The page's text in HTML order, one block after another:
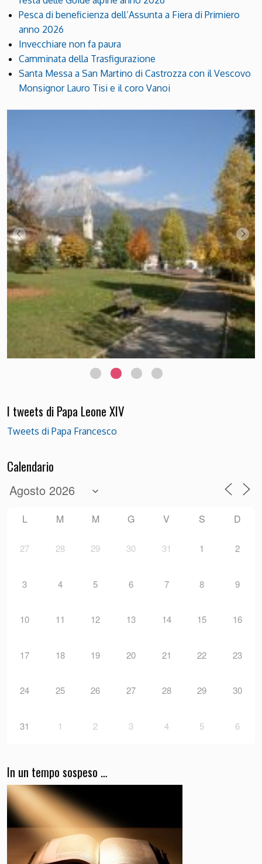
Pesca di beneficienza dell’Assunta a Fiera di Primiero
anno 2026
Invecchiare non fa paura
Camminata della Trasfigurazione
Santa Messa a San Martino di Castrozza con il Vescovo
Monsignor Lauro Tisi e il coro Vanoi
I tweets di Papa Leone XIV
Tweets di Papa Francesco
Calendario
L M M G V S D
27 28 29 30 31 1 2
3 4 5 6 7 8 9
10 11 12 13 14 15 16
17 18 19 20 21 22 23
24 25 26 27 28 29 30
31 1 2 3 4 5 6
In un tempo sospeso …